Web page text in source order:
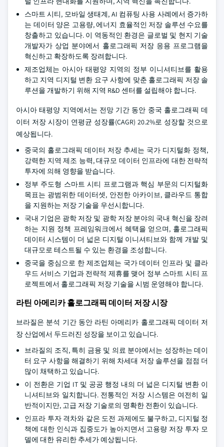
스마트 시티, 모바일 생태계, AI 컴퓨팅 사용 사례에서 증가하
는 데이터 양은 고용량, 에너지 효율적인 저장 솔루션 수요를
창출하고 있습니다. 이 역동적인 환경은 글로벌 및 현지 기술
개발자가 상업 분야에서 홀로그래픽 저장 응용 프로그램을
혁신하고 확장하도록 장려합니다.
제조업체는 아시아 태평양 지역의 정부 이니셔티브를 활용
하고 지역 디지털 변환 요구 사항에 맞춘 홀로그래픽 저장 솔
루션을 개발하기 위해 지역 R&D 센터를 설립해야 합니다.
아시아 태평양 지역에서는 전망 기간 동안 중국 홀로그래픽 데
이터 저장 시장이 연평균 성장률(CAGR) 20.2%로 성장할 것으로
예상됩니다.
중국의 홀로그래픽 데이터 저장 추세는 국가 디지털화 정책,
강력한 지역 제조 능력, 대규모 데이터 인프라에 대한 전략적
투자에 의해 영향을 받습니다.
정부 주도형 스마트 시티 프로그램과 핵심 부문의 디지털화
목표는 광범위한 데이터셋, 안전한 아카이브, 클라우드 통합
을 지원하는 저장 기술을 우선시합니다.
국내 기업은 광학 저장 및 광학 저장 분야의 국내 혁신을 장려
하는 지원 정책 프레임워크에서 혜택을 얻으며, 홀로그래픽
데이터 시스템이 더 넓은 디지털 이니셔티브와 함께 개발 및
대규모로 테스트될 수 있는 환경을 조성합니다.
중국을 중심으로 한 제조업체는 국가 데이터 인프라 및 클라
우드 서비스 기업과 전략적 제휴를 맺어 정부 스마트 시티 프
로젝트에서 홀로그래픽 저장 기술을 시범 운영해야 합니다.
라틴 아메리카 홀로그래픽 데이터 저장 시장
브라질은 분석 기간 동안 라틴 아메리카 홀로그래픽 데이터 저
장 산업에서 두드러진 성장을 보이고 있습니다.
브라질의 조직, 특히 금융 및 의료 분야에서는 성장하는 데이
터 요구 사항을 해결하기 위해 차세대 저장 솔루션을 점점 더
많이 채택하고 있습니다.
이 전환은 기업 IT 및 공공 행정 내의 더 넓은 디지털 변환 이
니셔티브와 일치합니다. 전통적인 저장 시스템은 여전히 일
반적이지만, 고급 저장 기술로의 명확한 전환이 있습니다.
인프라 투자 격차와 같은 도전 과제에도 불구하고, 디지털 정
책에 대한 인식과 집중도가 높아지면서 고용량 저장 투자 모
델에 대한 유리한 추세가 예상됩니다.